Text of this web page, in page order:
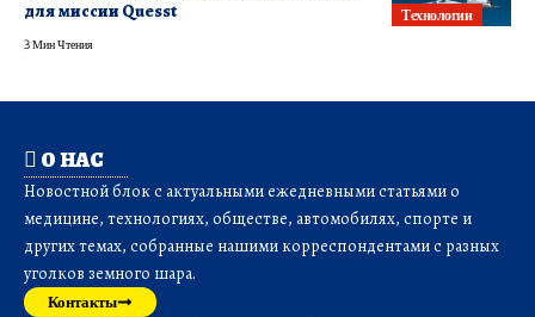
Технологии
для миссии Quesst
3 Мин Чтения
О НАС
Новостной блок с актуальными ежедневными статьями о
медицине, технологиях, обществе, автомобилях, спорте и
других темах, собранные нашими корреспондентами с разных
уголков земного шара.
Контакты